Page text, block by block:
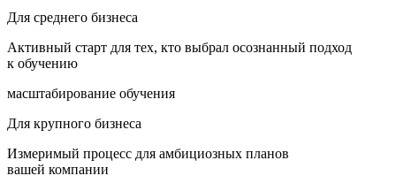
Для среднего бизнеса
Активный старт для тех, кто выбрал осознанный подход
к обучению
масштабирование обучения
Для крупного бизнеса
Измеримый процесс для амбициозных планов
вашей компании